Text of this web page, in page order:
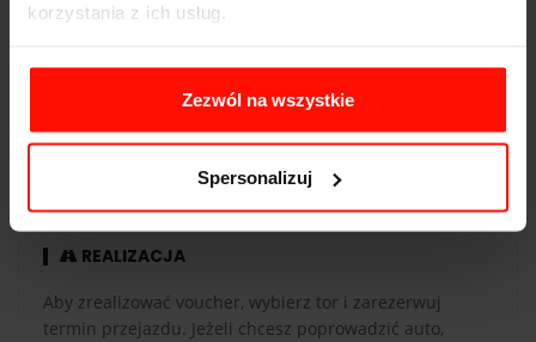
korzystania z ich usług.
Zezwól na wszystkie
Spersonalizuj
WAŻNOŚĆ
Voucher jest ważny 365 dni od daty zakupu. Voucher
opłacony kartą podarunkową ma taką samą ważność co
REALIZACJA
Aby zrealizować voucher, wybierz tor i zarezerwuj
termin przejazdu. Jeżeli chcesz poprowadzić auto,